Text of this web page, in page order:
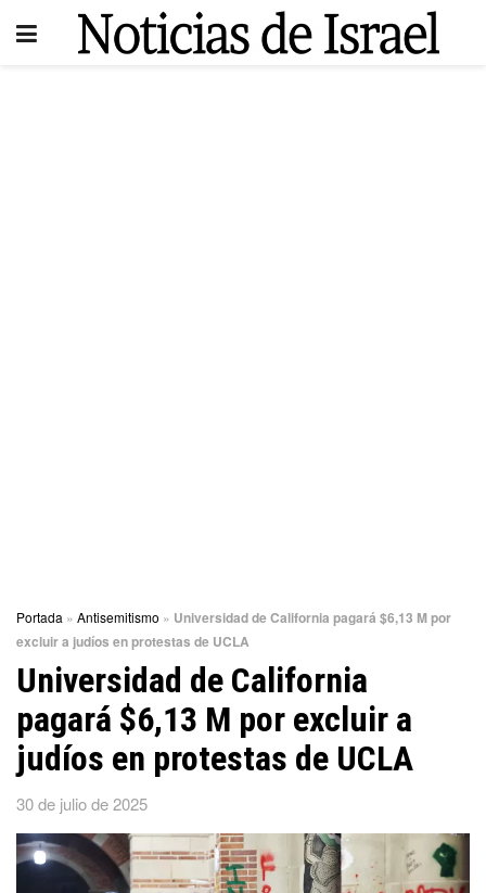
Portada » Antisemitismo » Universidad de California pagará $6,13 M por
excluir a judíos en protestas de UCLA
Universidad de California
pagará $6,13 M por excluir a
judíos en protestas de UCLA
30 de julio de 2025